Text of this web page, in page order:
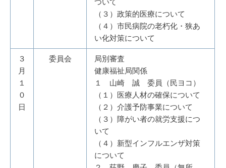
（３）政策的医療について
（４）市民病院の老朽化・狭あ
い化対策について
３
月
１
０
日
委員会
局別審査
健康福祉局関係
１ 山崎 誠 委員（民ヨコ）
（１）医療人材の確保について
（２）介護予防事業について
（３）障がい者の就労支援につ
いて
（４）新型インフルエンザ対策
について